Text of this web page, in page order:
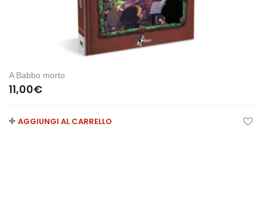
A Babbo morto
11,00€
AGGIUNGI AL CARRELLO